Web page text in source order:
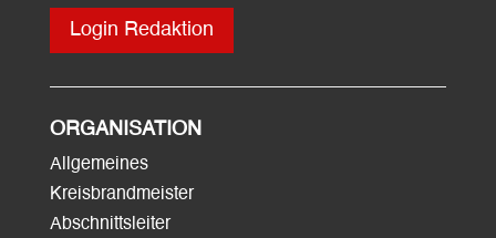
Login Redaktion
ORGANISATION
Allgemeines
Kreisbrandmeister
Abschnittsleiter